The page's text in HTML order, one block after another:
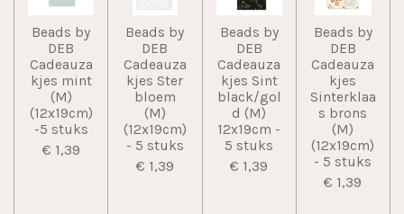
Beads by
DEB
Cadeauza
kjes mint
(M)
(12x19cm)
-5 stuks
€ 1,39
Beads by
DEB
Cadeauza
kjes Ster
bloem
(M)
(12x19cm)
- 5 stuks
€ 1,39
Beads by
DEB
Cadeauza
kjes Sint
black/gol
d (M)
12x19cm -
5 stuks
€ 1,39
Beads by
DEB
Cadeauza
kjes
Sinterklaa
s brons
(M)
(12x19cm)
- 5 stuks
€ 1,39